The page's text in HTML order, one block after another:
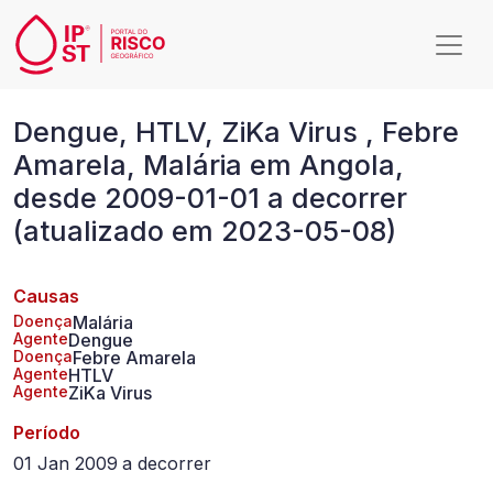
Passar para o conteúdo principal
HTLV,
ZiKa
Virus
Febre
Amarela,
Malária
em
Angola,
desde
Dengue, HTLV, ZiKa Virus , Febre
Amarela, Malária em Angola,
desde 2009-01-01 a decorrer
(atualizado em 2023-05-08)
Causas
DoençaMalária
AgenteDengue
DoençaFebre Amarela
AgenteHTLV
AgenteZiKa Virus
Período
01 Jan 2009 a decorrer